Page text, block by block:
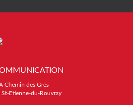
Chemin des Grès
Etienne-du-Rouvray